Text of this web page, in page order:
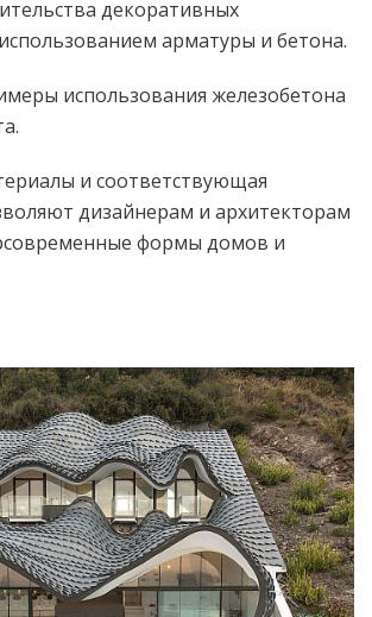
декоративных
арматуры и бетона.
использования железобетона
и соответствующая
дизайнерам и архитекторам
формы домов и